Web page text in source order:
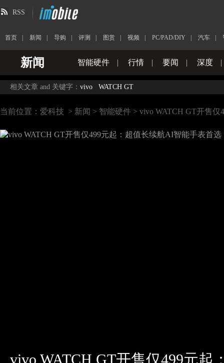
RSS
首页 新闻 导购 评测 图赏 视频 PC/PAD/DIY 汽车
新闻 智能硬件 | 行情 | 要闻 | 深度 |
相关文章 and 关键字： vivo WATCH GT
当前位置： 爱科技 > 新闻 > 智能硬件 > vivo WATCH GT开售
vivo WATCH GT开售仅499元